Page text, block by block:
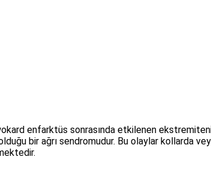
enfarktüs sonrasında etkilenen
bir ağrı sendromudur. Bu olaylar kollarda